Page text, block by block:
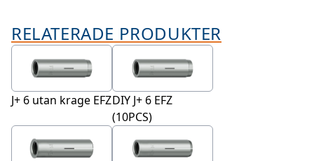
RELATERADE PRODUKTER
J+ 6 utan krage EFZDIY J+ 6 EFZ
(10PCS)